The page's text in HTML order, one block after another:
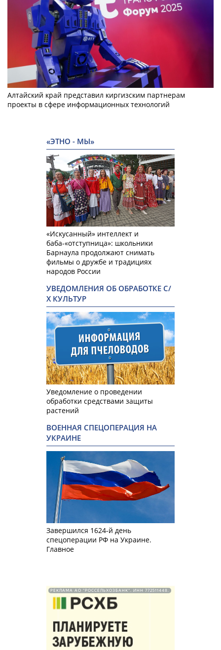
Алтайский край представил киргизским партнерам
проекты в сфере информационных технологий
«ЭТНО - МЫ»
«Искусанный» интеллект и
баба-«отступница»: школьники
Барнаула продолжают снимать
фильмы о дружбе и традициях
народов России
УВЕДОМЛЕНИЯ ОБ ОБРАБОТКЕ С/
Х КУЛЬТУР
Уведомление о проведении
обработки средствами защиты
растений
ВОЕННАЯ СПЕЦОПЕРАЦИЯ НА
УКРАИНЕ
Завершился 1624-й день
спецоперации РФ на Украине.
Главное
РЕКЛАМА АО "РОССЕЛЬХОЗБАНК". ИНН 772511448.